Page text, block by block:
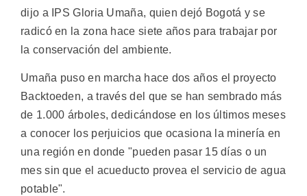
dijo a IPS Gloria Umaña, quien dejó Bogotá y se
radicó en la zona hace siete años para trabajar por
la conservación del ambiente.
Umaña puso en marcha hace dos años el proyecto
Backtoeden, a través del que se han sembrado más
de 1.000 árboles, dedicándose en los últimos meses
a conocer los perjuicios que ocasiona la minería en
una región en donde "pueden pasar 15 días o un
mes sin que el acueducto provea el servicio de agua
potable".